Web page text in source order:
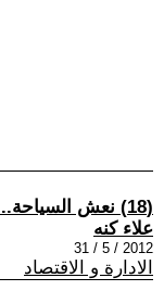
(18) نعش السياحة... وإحيائها مرة ثانية
علاء كنه
2012 / 5 / 31
الادارة و الاقتصاد